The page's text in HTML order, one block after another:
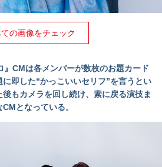
の画像をチェック
CMは各メンバーが数枚のお題カード
即した“かっこいいセリフ”を言うとい
もカメラを回し続け、素に戻る演技ま
となっている。